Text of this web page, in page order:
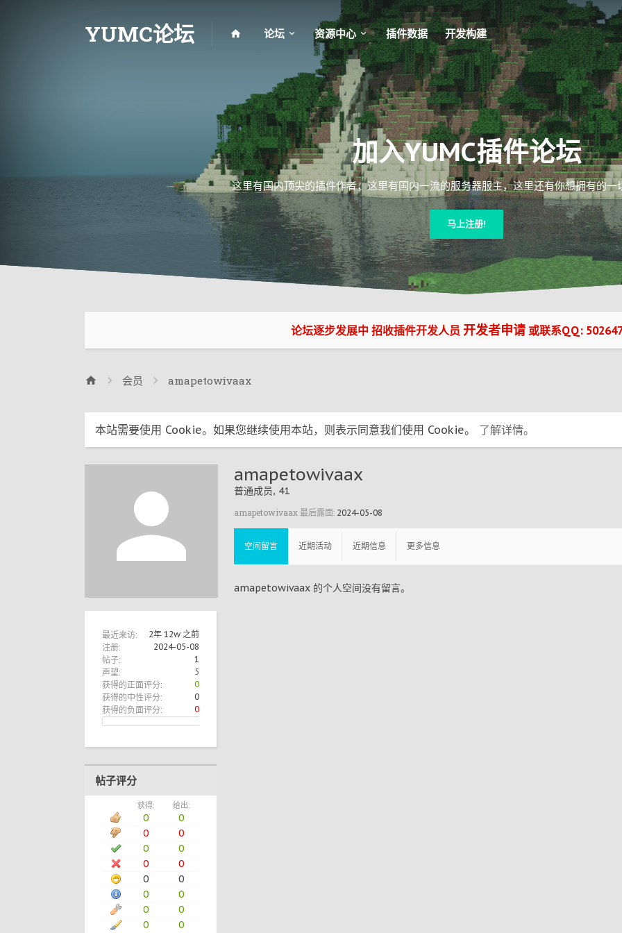
YUMC论坛 论坛 资源中心 插件数据 开发构建
加入YUMC插件论坛
这里有国内顶尖的插件作者，这里有国内一流的服务器服主，这里还有你想拥有的
马上注册!
论坛逐步发展中 招收插件开发人员 开发者申请 或联系QQ:
会员 amapetowivaax
本站需要使用 Cookie。如果您继续使用本站，则表示同意我们使用 Cookie。 了解详情。
最近来访: 2年 12w 之前
注册: 2024-05-08
帖子: 1
声望: 5
获得的正面评分: 0
获得的中性评分: 0
获得的负面评分: 0
帖子评分
获得: 给出:
0
0
0
0
0
0
0
0
0
0
0
0
0
0
0
0
amapetowivaax
普通成员, 41
amapetowivaax 最后露面: 2024-05-08
空间留言 近期活动 近期信息 更多信息
amapetowivaax 的个人空间没有留言。